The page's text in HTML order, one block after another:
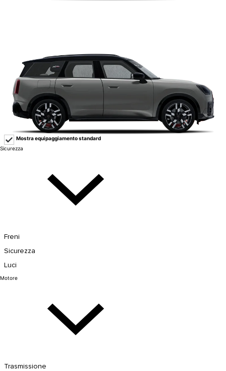
Mostra equipaggiamento standard
Sicurezza
Freni
Sicurezza
Luci
Motore
Trasmissione